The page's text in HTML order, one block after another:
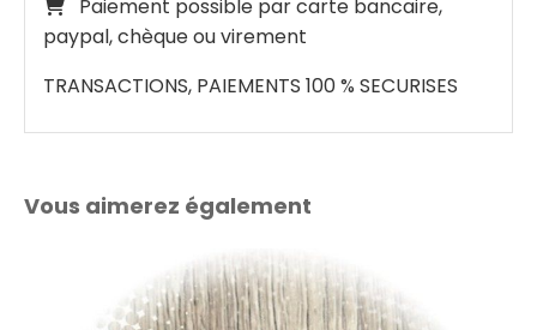

Paiement possible par carte bancaire,
paypal, chèque ou virement
TRANSACTIONS, PAIEMENTS 100 % SECURISES
Vous aimerez également